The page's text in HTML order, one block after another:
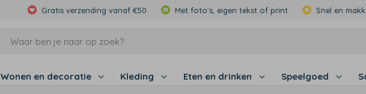
Gratis verzending vanaf €50 Met foto's, eigen tekst of print Snel en
Wonen en decoratie Kleding Eten en drinken Speelgoed